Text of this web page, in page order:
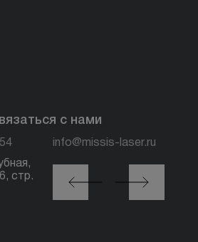
с нами
info@missis-laser.ru
стр.
г. Москва м./МЦК
Автозаводская, ул.
Сайкина, 19